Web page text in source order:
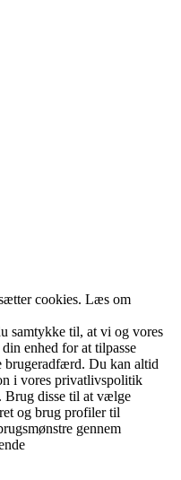
cookies. Læs om
samtykke til, at vi og vores
enhed for at tilpasse
brugeradfærd. Du kan altid
i vores privatlivspolitik
Brug disse til at vælge
og brug profiler til
gennem